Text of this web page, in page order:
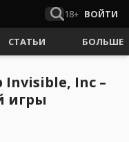
18+ ВОЙТИ
СТАТЬИ БОЛЬШЕ
Inc –
игры